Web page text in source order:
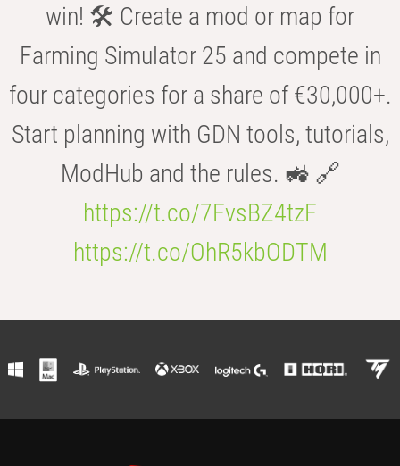
win! 🛠️ Create a mod or map for
Farming Simulator 25 and compete in
four categories for a share of €30,000+.
Start planning with GDN tools, tutorials,
ModHub and the rules. 🚜 🔗
https://t.co/7FvsBZ4tzF
https://t.co/OhR5kbODTM